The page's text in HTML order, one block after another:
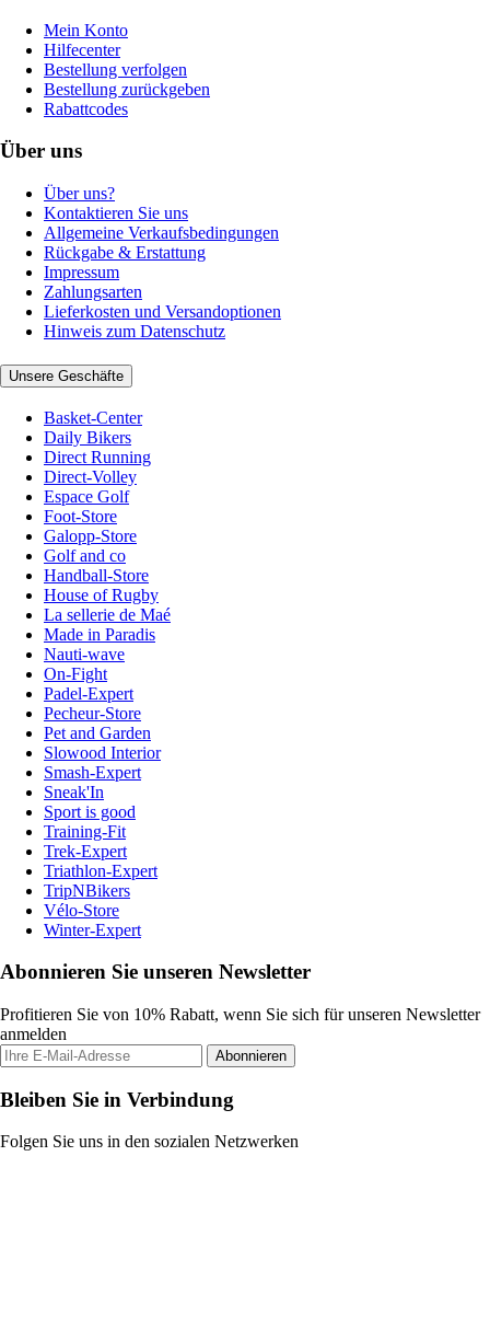
Mein Konto
Hilfecenter
Bestellung verfolgen
Bestellung zurückgeben
Rabattcodes
Über uns
Über uns?
Kontaktieren Sie uns
Allgemeine Verkaufsbedingungen
Rückgabe & Erstattung
Impressum
Zahlungsarten
Lieferkosten und Versandoptionen
Hinweis zum Datenschutz
Unsere Geschäfte
Basket-Center
Daily Bikers
Direct Running
Direct-Volley
Espace Golf
Foot-Store
Galopp-Store
Golf and co
Handball-Store
House of Rugby
La sellerie de Maé
Made in Paradis
Nauti-wave
On-Fight
Padel-Expert
Pecheur-Store
Pet and Garden
Slowood Interior
Smash-Expert
Sneak'In
Sport is good
Training-Fit
Trek-Expert
Triathlon-Expert
TripNBikers
Vélo-Store
Winter-Expert
Abonnieren Sie unseren Newsletter
Profitieren Sie von 10% Rabatt, wenn Sie sich für unseren Newsletter
anmelden
Abonnieren
Bleiben Sie in Verbindung
Folgen Sie uns in den sozialen Netzwerken